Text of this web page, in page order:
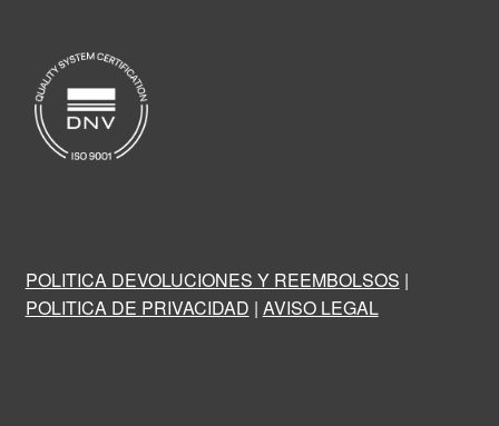
POLITICA DEVOLUCIONES Y REEMBOLSOS |
POLITICA DE PRIVACIDAD | AVISO LEGAL